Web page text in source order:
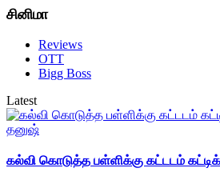
சினிமா
Reviews
OTT
Bigg Boss
Latest
கல்வி கொடுத்த பள்ளிக்கு கட்டடம்